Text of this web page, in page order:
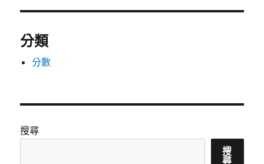
分類
分數
搜尋
搜
尋